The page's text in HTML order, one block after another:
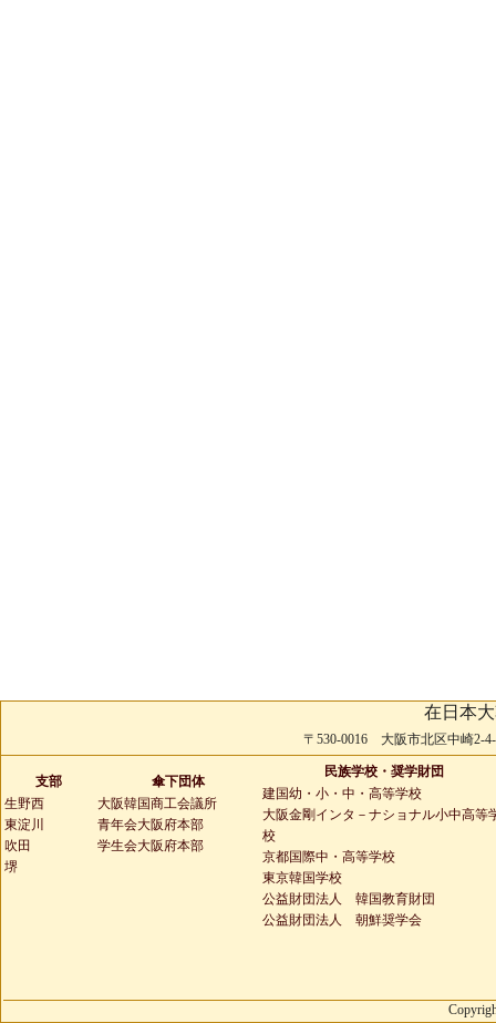
在日本
〒530-0016 大阪市北区中崎2-
支部
生野西
東淀川
吹田
堺
傘下団体
大阪韓国商工会議所
青年会大阪府本部
学生会大阪府本部
民族学校・奨学財団
建国幼・小・中・高等学校
大阪金剛インタ－ナショナル小中高等
校
京都国際中・高等学校
東京韓国学校
公益財団法人 韓国教育財団
公益財団法人 朝鮮奨学会